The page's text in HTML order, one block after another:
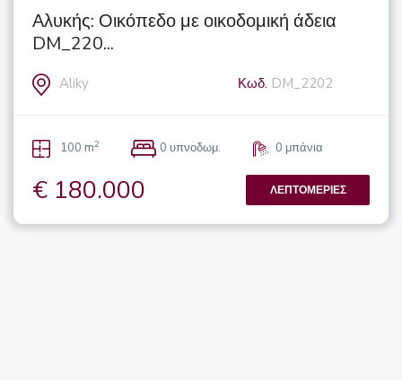
Αλυκής: Οικόπεδο με οικοδομική άδεια
DM_220...
Aliky Κωδ. DM_2202
100 m2 0 υπνοδωμ. 0 μπάνια
€ 180.000 ΛΕΠΤΟΜΈΡΙΕΣ